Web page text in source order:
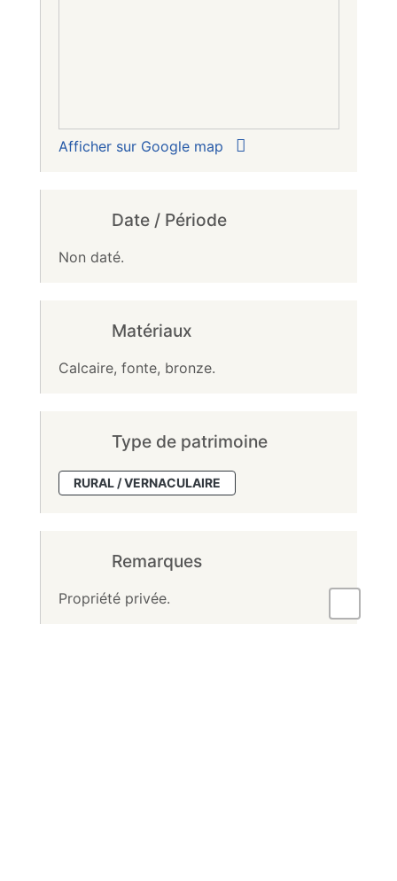
Afficher sur Google map
Date / Période
Non daté.
Matériaux
Calcaire, fonte, bronze.
Type de patrimoine
RURAL / VERNACULAIRE
Remarques
Propriété privée.